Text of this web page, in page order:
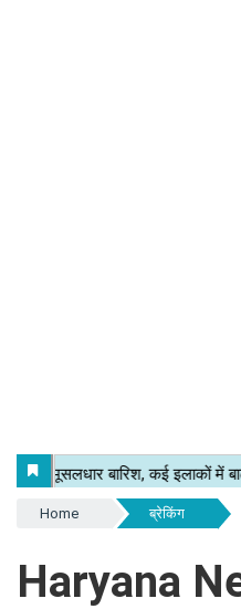
Home ब्रेकिंग
Haryana